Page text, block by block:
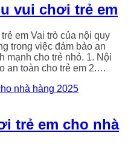
vui chơi trẻ em
em Vai trò của nội quy
trong việc đảm bảo an
mạnh cho trẻ nhỏ. 1. Nội
an toàn cho trẻ em 2.…
trẻ em cho nhà